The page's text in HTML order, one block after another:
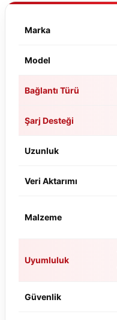
Marka
Model
Bağlantı Türü
Şarj Desteği
Uzunluk
Veri Aktarımı
Malzeme
Uyumluluk
Güvenlik